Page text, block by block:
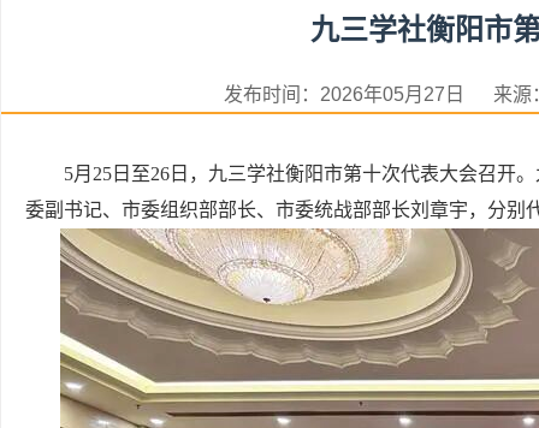
九三学社衡阳市
发布时间：2026年05月27日 来
5月25日至26日，九三学社衡阳市第十次代表大会召开
委副书记、市委组织部部长、市委统战部部长刘章宇，分别